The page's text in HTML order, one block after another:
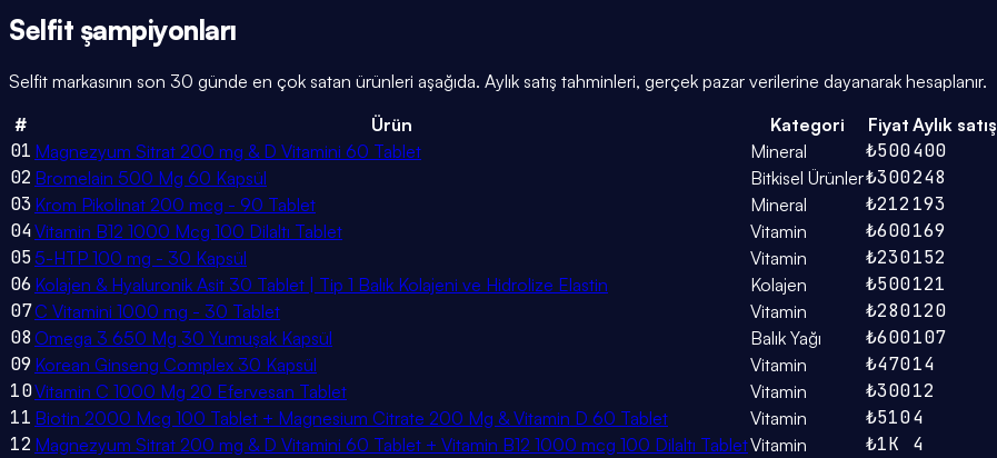
Selfit şampiyonları
Selfit markasının son 30 günde en çok satan ürünleri aşağıda. Aylık satış tahminleri, gerçek pazar verilerine dayanarak hesaplanır.
#
Ürün Kategori Fiyat Aylık satış
01 Magnezyum Sitrat 200 mg & D Vitamini 60 Tablet Mineral ₺500400
02 Bromelain 500 Mg 60 Kapsül Bitkisel Ürünler₺300248
03 Krom Pikolinat 200 mcg - 90 Tablet Mineral ₺212 193
04Vitamin B12 1000 Mcg 100 Dilaltı Tablet Vitamin ₺600169
05 5-HTP 100 mg - 30 Kapsül Vitamin ₺230152
06 Kolajen & Hyaluronik Asit 30 Tablet | Tip 1 Balık Kolajeni ve Hidrolize Elastin Kolajen ₺500121
07C Vitamini 1000 mg - 30 Tablet Vitamin ₺280120
08 Omega 3 650 Mg 30 Yumuşak Kapsül Balık Yağı ₺600107
09 Korean Ginseng Complex 30 Kapsül Vitamin ₺47014
10Vitamin C 1000 Mg 20 Efervesan Tablet Vitamin ₺30012
11 Biotin 2000 Mcg 100 Tablet + Magnesium Citrate 200 Mg & Vitamin D 60 Tablet Vitamin ₺5104
12 Magnezyum Sitrat 200 mg & D Vitamini 60 Tablet + Vitamin B12 1000 mcg 100 Dilaltı TabletVitamin ₺1K
4